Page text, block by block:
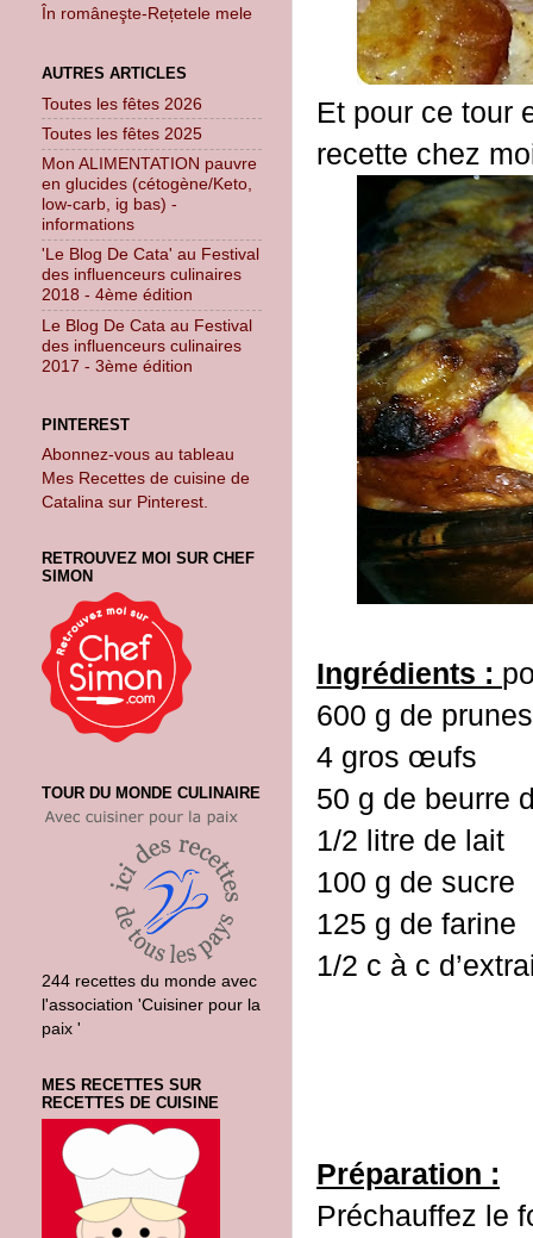
Et pour ce tour
recette chez
Ingrédients :
600 g de
4 gros œufs
50 g de beurre
1/2 litre de lait
100 g de sucre
125 g de farine
1/2 c à c
Préparation :
Préchauffez le
În româneşte-Rețetele mele
AUTRES ARTICLES
Toutes les fêtes 2026
Toutes les fêtes 2025
Mon ALIMENTATION pauvre
en glucides (cétogène/Keto,
low-carb, ig bas) -
informations
'Le Blog De Cata' au Festival
des influenceurs culinaires
2018 - 4ème édition
Le Blog De Cata au Festival
des influenceurs culinaires
2017 - 3ème édition
PINTEREST
Abonnez-vous au tableau
Mes Recettes de cuisine de
Catalina sur Pinterest.
RETROUVEZ MOI SUR CHEF
SIMON
TOUR DU MONDE CULINAIRE
244 recettes du monde avec
l'association 'Cuisiner pour la
paix '
MES RECETTES SUR
RECETTES DE CUISINE